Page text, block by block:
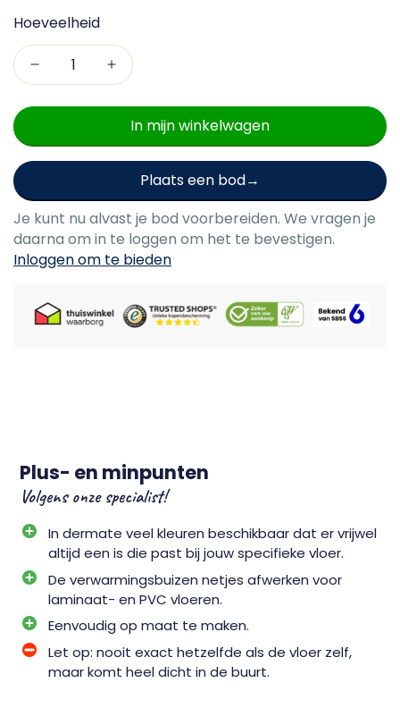
Hoeveelheid
In mijn winkelwagen
Plaats een bod
Je kunt nu alvast je bod voorbereiden. We vragen je
daarna om in te loggen om het te bevestigen.
Inloggen om te bieden
Plus- en minpunten
Volgens onze specialist!
In dermate veel kleuren beschikbaar dat er vrijwel
altijd een is die past bij jouw specifieke vloer.
De verwarmingsbuizen netjes afwerken voor
laminaat- en PVC vloeren.
Eenvoudig op maat te maken.
Let op: nooit exact hetzelfde als de vloer zelf,
maar komt heel dicht in de buurt.